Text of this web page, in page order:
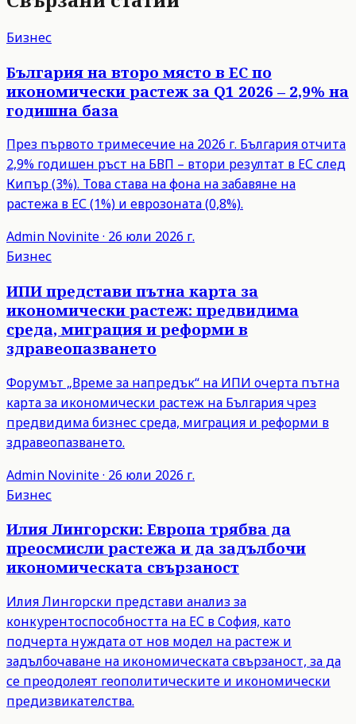
Бизнес
България на второ място в ЕС по
икономически растеж за Q1 2026 – 2,9% на
годишна база
През първото тримесечие на 2026 г. България отчита
2,9% годишен ръст на БВП – втори резултат в ЕС след
Кипър (3%). Това става на фона на забавяне на
растежа в ЕС (1%) и еврозоната (0,8%).
Admin Novinite· 26 юли 2026 г.
Бизнес
ИПИ представи пътна карта за
икономически растеж: предвидима
среда, миграция и реформи в
здравеопазването
Форумът „Време за напредък“ на ИПИ очерта пътна
карта за икономически растеж на България чрез
предвидима бизнес среда, миграция и реформи в
здравеопазването.
Admin Novinite· 26 юли 2026 г.
Бизнес
Илия Лингорски: Европа трябва да
преосмисли растежа и да задълбочи
икономическата свързаност
Илия Лингорски представи анализ за
конкурентоспособността на ЕС в София, като
подчерта нуждата от нов модел на растеж и
задълбочаване на икономическата свързаност, за да
се преодолеят геополитическите и икономически
предизвикателства.